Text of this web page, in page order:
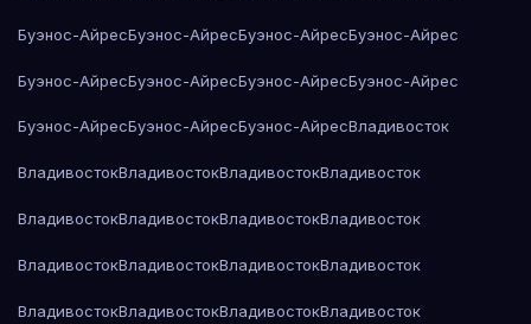
Буэнос-АйресБуэнос-АйресБуэнос-АйресБуэнос-Айрес
Буэнос-АйресБуэнос-АйресБуэнос-АйресБуэнос-Айрес
Буэнос-АйресБуэнос-АйресБуэнос-АйресВладивосток
ВладивостокВладивостокВладивостокВладивосток
ВладивостокВладивостокВладивостокВладивосток
ВладивостокВладивостокВладивостокВладивосток
ВладивостокВладивостокВладивостокВладивосток